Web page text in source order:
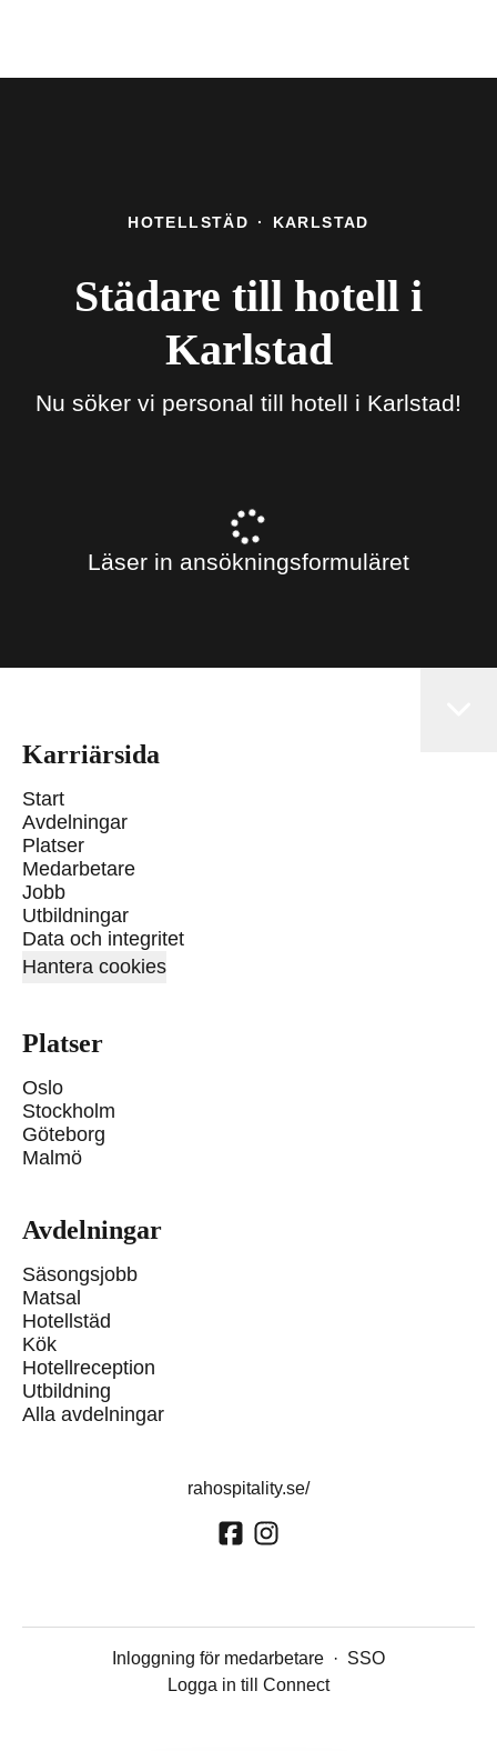
HOTELLSTÄD · KARLSTAD
Städare till hotell i
Karlstad
Nu söker vi personal till hotell i Karlstad!
Läser in ansökningsformuläret
Karriärsida
Start
Avdelningar
Platser
Medarbetare
Jobb
Utbildningar
Data och integritet
Hantera cookies
Platser
Oslo
Stockholm
Göteborg
Malmö
Avdelningar
Säsongsjobb
Matsal
Hotellstäd
Kök
Hotellreception
Utbildning
Alla avdelningar
rahospitality.se/
Inloggning för medarbetare · SSO
Logga in till Connect